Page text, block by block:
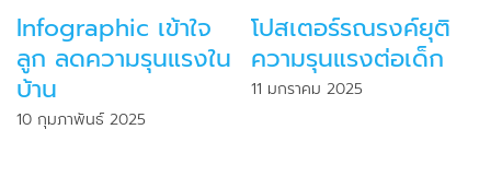
Infographic เข้าใจ
ลูก ลดความรุนแรงใน
บ้าน
10 กุมภาพันธ์ 2025
โปสเตอร์รณรงค์ยุติ
ความรุนแรงต่อเด็ก
11 มกราคม 2025